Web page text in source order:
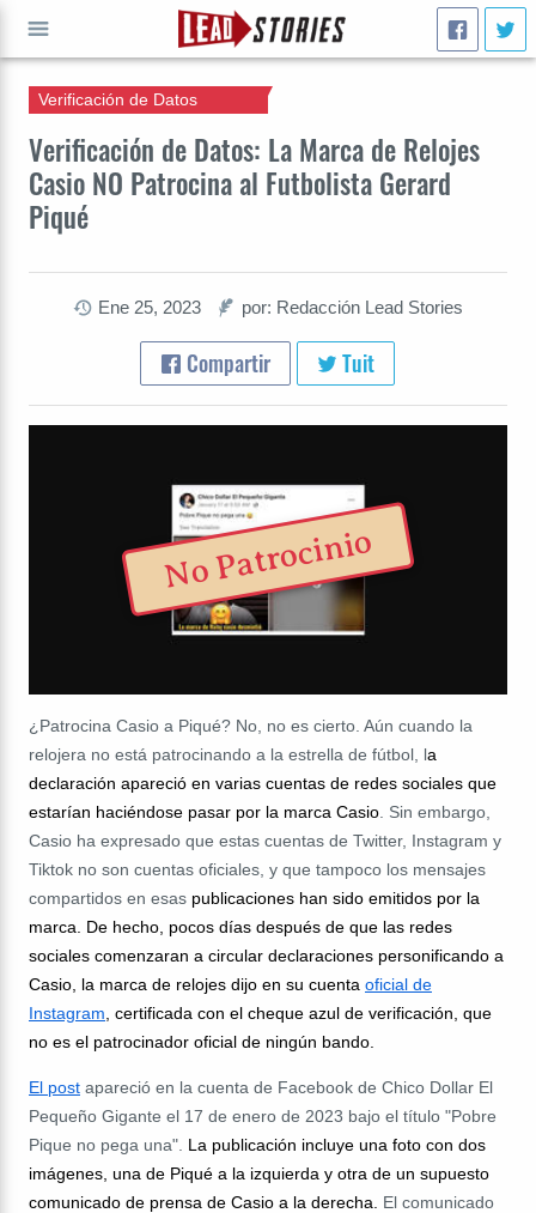
Verificación de Datos: La Marca de Relojes
Casio NO Patrocina al Futbolista Gerard
Piqué
Verificación de Datos
Ene 25, 2023 por: Redacción Lead Stories
Compartir Tuit
No Patrocinio
¿Patrocina Casio a Piqué? No, no es cierto. Aún cuando la
relojera no está patrocinando a la estrella de fútbol, la
declaración apareció en varias cuentas de redes sociales que
estarían haciéndose pasar por la marca Casio . Sin embargo,
Casio ha expresado que estas cuentas de Twitter, Instagram y
Tiktok no son cuentas oficiales, y que tampoco los mensajes
compartidos en esas publicaciones han sido emitidos por la
marca. De hecho, pocos días después de que las redes
sociales comenzaran a circular declaraciones personificando a
Casio, la marca de relojes dijo en su cuenta oficial de
Instagram , certificada con el cheque azul de verificación, que
no es el patrocinador oficial de ningún bando.
El post apareció en la cuenta de Facebook de Chico Dollar El
Pequeño Gigante el 17 de enero de 2023 bajo el título "Pobre
Pique no pega una". La publicación incluye una foto con dos
imágenes, una de Piqué a la izquierda y otra de un supuesto
comunicado de prensa de Casio a la derecha.
El comunicado
IR A